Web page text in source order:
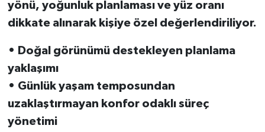
yönü, yoğunluk planlaması ve yüz oranı
dikkate alınarak kişiye özel değerlendiriliyor.
• Doğal görünümü destekleyen planlama
yaklaşımı
• Günlük yaşam temposundan
uzaklaştırmayan konfor odaklı süreç
yönetimi